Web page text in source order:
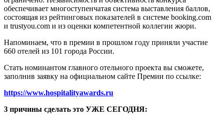
обеспечивает многоступенчатая система выставления баллов,
состоящая из рейтинговых показателей в системе booking.com
и trustyou.com и из оценки компетентной коллегии жюри.
Напоминаем, что в премии в прошлом году приняли участие
660 отелей из 101 города России.
Стать номинантом главного отельного проекта вы сможете,
заполнив заявку на официальном сайте Премии по ссылке:
https://www.hospitalityawards.ru
3 причины сделать это УЖЕ СЕГОДНЯ: